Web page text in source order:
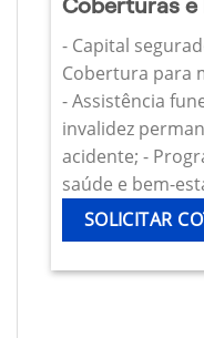
Coberturas e
- Capital
Cobertura para
- Assistência
invalidez
acidente; -
saúde e bem-
SOLICITAR